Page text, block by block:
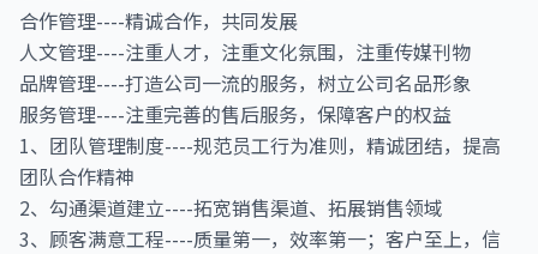
合作管理----精诚合作，共同发展
人文管理----注重人才，注重文化氛围，注重传媒刊物
品牌管理----打造公司一流的服务，树立公司名品形象
服务管理----注重完善的售后服务，保障客户的权益
1、团队管理制度----规范员工行为准则，精诚团结，提高
团队合作精神
2、勾通渠道建立----拓宽销售渠道、拓展销售领域
3、顾客满意工程----质量第一，效率第一；客户至上，信